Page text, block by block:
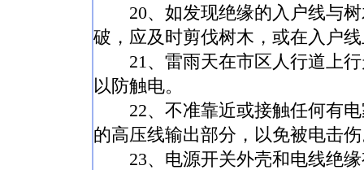
20、如发现绝缘的入户线与树
破，应及时剪伐树木，或在入户
21、雷雨天在市区人行道上行
以防触电。
22、不准靠近或接触任何有电
的高压线输出部分，以免被电击
23、电源开关外壳和电线绝缘